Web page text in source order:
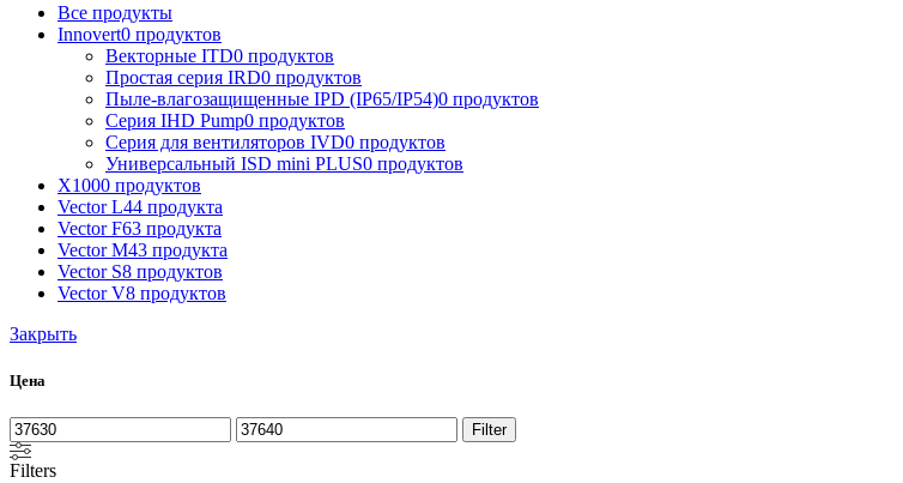
Все продукты
Innovert0 продуктов
Векторные ITD0 продуктов
Простая серия IRD0 продуктов
Пыле-влагозащищенные IPD (IP65/IP54)0 продуктов
Серия IHD Pump0 продуктов
Серия для вентиляторов IVD0 продуктов
Универсальный ISD mini PLUS0 продуктов
X1000 продуктов
Vector L44 продукта
Vector F63 продукта
Vector M43 продукта
Vector S8 продуктов
Vector V8 продуктов
Закрыть
Цена
Filter
Filters